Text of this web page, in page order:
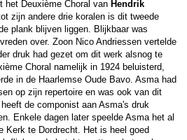
het Deuxième Choral van Hendrik
zijn andere drie koralen is dit tweede
plank blijven liggen. Blijkbaar was
over. Zoon Nico Andriessen vertelde
druk had gezet om dit werk alsnog te
Choral namelijk in 1924 beluisterd,
in de Haarlemse Oude Bavo. Asma had
op zijn repertoire en was ook van dit
de componist aan Asma's druk
Enkele dagen later speelde Asma het al
Kerk te Dordrecht. Het is heel goed